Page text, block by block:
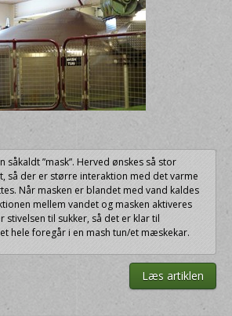
såkaldt ”mask”. Herved ønskes så stor
så der er større interaktion med det varme
Når masken er blandet med vand kaldes
mellem vandet og masken aktiveres
stivelsen til sukker, så det er klar til
hele foregår i en mash tun/et mæskekar.
Læs artiklen